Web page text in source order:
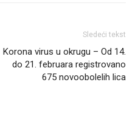
Sledeći tekst
Korona virus u okrugu – Od 14.
do 21. februara registrovano
675 novoobolelih lica